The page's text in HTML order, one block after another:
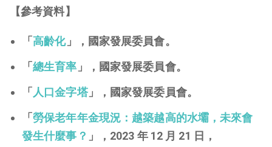
【參考資料】
「高齡化」，國家發展委員會。
「總生育率 」，國家發展委員會。
「 人口金字塔」，國家發展委員會。
「勞保老年年金現況：越築越高的水壩，未來會
發生什麼事？ 」，2023 年 12 月 21 日，